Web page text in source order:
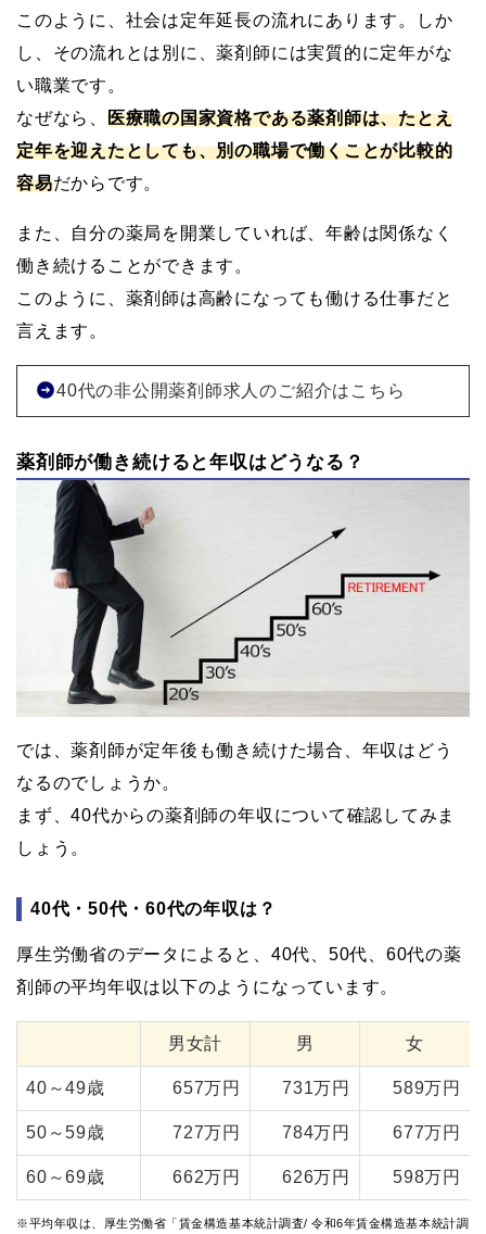
このように、社会は定年延長の流れにあります。しか
し、その流れとは別に、薬剤師には実質的に定年がな
い職業です。
なぜなら、 医療職の国家資格である薬剤師は、たとえ
定年を迎えたとしても、別の職場で働くことが比較的
容易だからです。
また、自分の薬局を開業していれば、年齢は関係なく
働き続けることができます。
このように、薬剤師は高齢になっても働ける仕事だと
言えます。
40代の非公開薬剤師求人のご紹介はこちら
薬剤師が働き続けると年収はどうなる？
では、薬剤師が定年後も働き続けた場合、年収はどう
なるのでしょうか。
まず、40代からの薬剤師の年収について確認してみま
しょう。
40代・50代・60代の年収は？
厚生労働省のデータによると、40代、50代、60代の薬
剤師の平均年収は以下のようになっています。
男女計 男 女
40～49歳 657万円 731万円 589万円
50～59歳 727万円 784万円 677万円
60～69歳 662万円 626万円 598万円
※平均年収は、厚生労働省「賃金構造基本統計調査/ 令和6年賃金構造基本統計調